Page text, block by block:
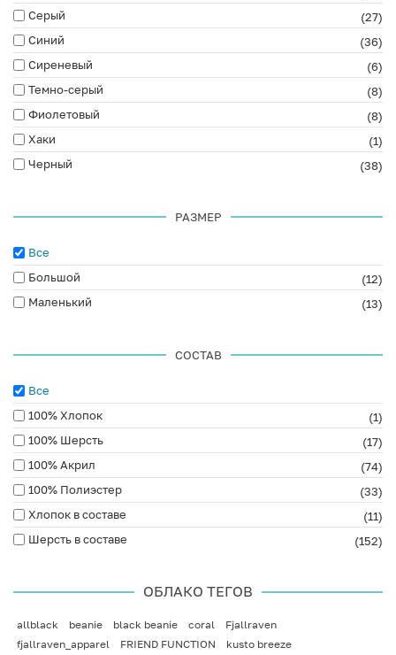
Серый
(27)
Синий
(36)
Сиреневый
(6)
Темно-серый
(8)
Фиолетовый
(8)
Хаки
(1)
Черный
(38)
РАЗМЕР
Все
Большой
(12)
Маленький
(13)
СОСТАВ
Все
100% Хлопок
(1)
100% Шерсть
(17)
100% Акрил
(74)
100% Полиэстер
(33)
Хлопок в составе
(11)
Шерсть в составе
(152)
ОБЛАКО ТЕГОВ
allblack beanie black beanie coral
Fjallraven
fjallraven_apparel
FRIEND FUNCTION
kusto breeze